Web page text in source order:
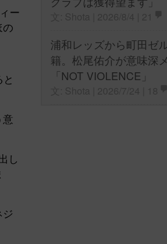
ー
し
浦和レッズから町田ゼ
籍。松尾佑介が意味深
「NOT VIOLENCE」